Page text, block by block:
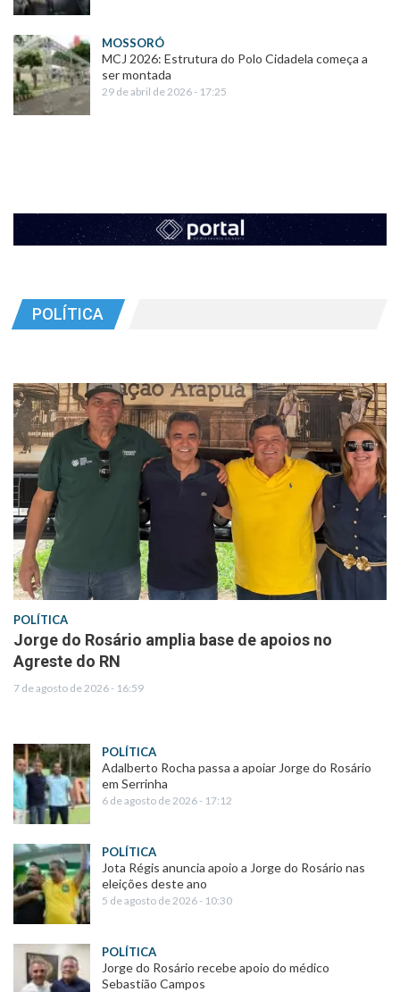
MOSSORÓ
MCJ 2026: Estrutura do Polo Cidadela começa a
ser montada
29 de abril de 2026 - 17:25
POLÍTICA
POLÍTICA
Jorge do Rosário amplia base de apoios no
Agreste do RN
7 de agosto de 2026 - 16:59
POLÍTICA
Adalberto Rocha passa a apoiar Jorge do Rosário
em Serrinha
6 de agosto de 2026 - 17:12
POLÍTICA
Jota Régis anuncia apoio a Jorge do Rosário nas
eleições deste ano
5 de agosto de 2026 - 10:30
POLÍTICA
Jorge do Rosário recebe apoio do médico
Sebastião Campos